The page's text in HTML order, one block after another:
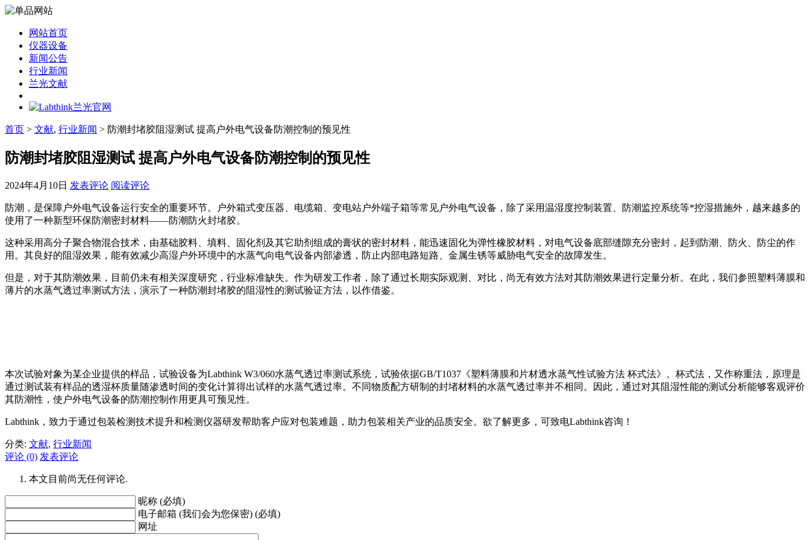
网站首页
仪器设备
新闻公告
行业新闻
兰光文献
首页 > 文献, 行业新闻 > 防潮封堵胶阻湿测试 提高户外电气设备防潮控制的预见性
防潮封堵胶阻湿测试 提高户外电气设备防潮控制的预见性
2024年4月10日 发表评论 阅读评论
防潮，是保障户外电气设备运行安全的重要环节。户外箱式变压器、电缆箱、变电站户外端子箱等常见户外电气设备，除了采用温湿度控制装置、防潮监控系统等*控湿措施外，越来越多的
使用了一种新型环保防潮密封材料——防潮防火封堵胶。
这种采用高分子聚合物混合技术，由基础胶料、填料、固化剂及其它助剂组成的膏状的密封材料，能迅速固化为弹性橡胶材料，对电气设备底部缝隙充分密封，起到防潮、防火、防尘的作
用。其良好的阻湿效果，能有效减少高湿户外环境中的水蒸气向电气设备内部渗透，防止内部电路短路、金属生锈等威胁电气安全的故障发生。
但是，对于其防潮效果，目前仍未有相关深度研究，行业标准缺失。作为研发工作者，除了通过长期实际观测、对比，尚无有效方法对其防潮效果进行定量分析。在此，我们参照塑料薄膜和
薄片的水蒸气透过率测试方法，演示了一种防潮封堵胶的阻湿性的测试验证方法，以作借鉴。
本次试验对象为某企业提供的样品，试验设备为Labthink W3/060水蒸气透过率测试系统，试验依据GB/T1037《塑料薄膜和片材透水蒸气性试验方法 杯式法》。杯式法，又作称重法，原理是
通过测试装有样品的透湿杯质量随渗透时间的变化计算得出试样的水蒸气透过率。不同物质配方研制的封堵材料的水蒸气透过率并不相同。因此，通过对其阻湿性能的测试分析能够客观评价
其防潮性，使户外电气设备的防潮控制作用更具可预见性。
Labthink，致力于通过包装检测技术提升和检测仪器研发帮助客户应对包装难题，助力包装相关产业的品质安全。欲了解更多，可致电Labthink咨询！
分类: 文献, 行业新闻
评论 (0) 发表评论
本文目前尚无任何评论.
昵称 (必填)
电子邮箱 (我们会为您保密) (必填)
网址